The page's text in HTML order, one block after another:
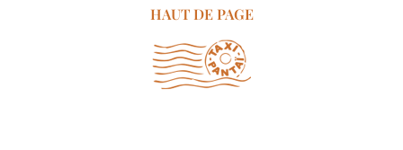
HAUT DE PAGE